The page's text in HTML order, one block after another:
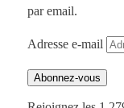
par email.
Adresse e-mail
Abonnez-vous